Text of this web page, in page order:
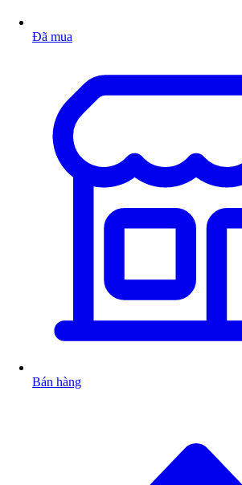
Đã mua
Bán hàng